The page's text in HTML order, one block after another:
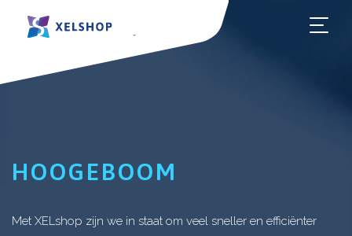
HOOGEBOOM
Met XELshop zijn we in staat om veel sneller en efficiënter